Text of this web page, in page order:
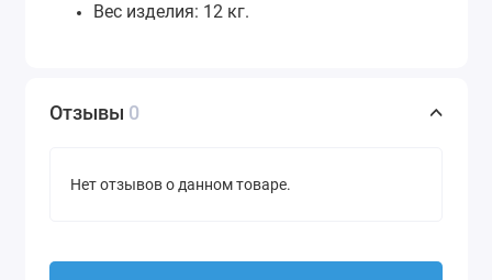
Вес изделия: 12 кг.
Отзывы 0
Нет отзывов о данном товаре.